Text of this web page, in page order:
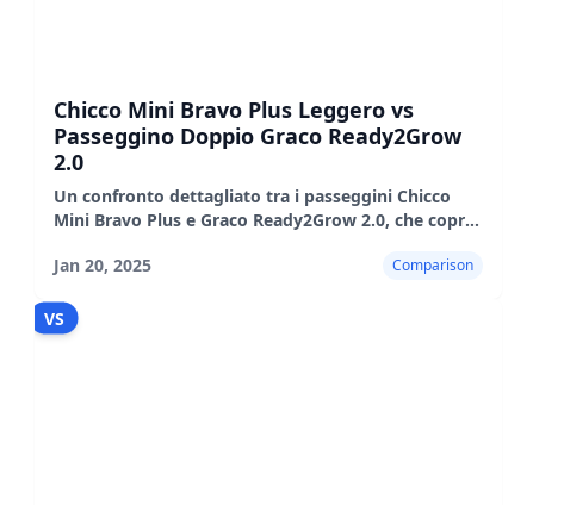
Chicco Mini Bravo Plus Leggero vs
Passeggino Doppio Graco Ready2Grow
2.0
Un confronto dettagliato tra i passeggini Chicco
Mini Bravo Plus e Graco Ready2Grow 2.0, che copre
Jan 20, 2025
Comparison
VS